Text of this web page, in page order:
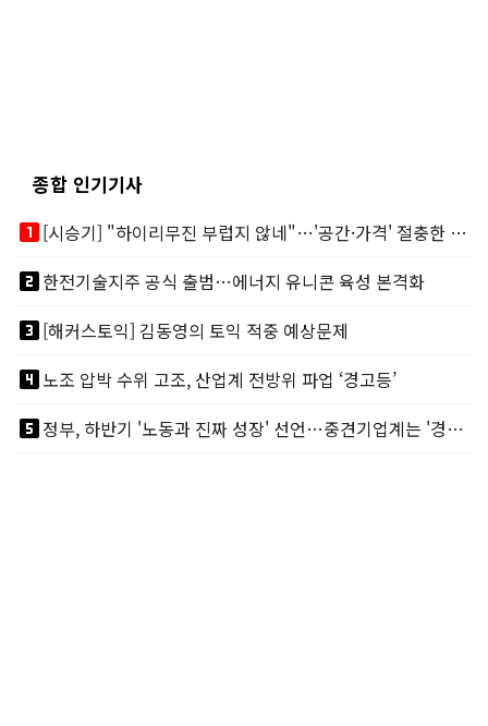
종합 인기기사
looks_one
[시승기] "하이리무진 부럽지 않네"…'공간·가격' 절충한 카니발 하이루프
looks_two한전기술지주 공식 출범…에너지 유니콘 육성 본격화
looks_3[해커스토익] 김동영의 토익 적중 예상문제
looks_4노조 압박 수위 고조, 산업계 전방위 파업 ‘경고등’
looks_5
정부, 하반기 '노동과 진짜 성장' 선언…중견기업계는 '경영 불확실성' 우려